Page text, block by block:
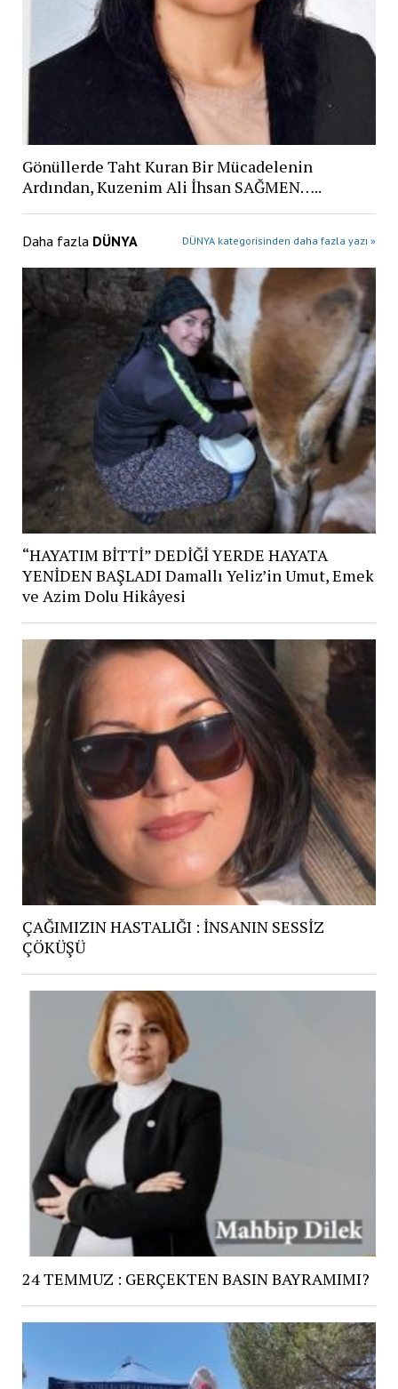
Gönüllerde Taht Kuran Bir Mücadelenin
Ardından, Kuzenim Ali İhsan SAĞMEN…..
Daha fazla DÜNYA DÜNYA kategorisinden daha fazla yazı »
“HAYATIM BİTTİ” DEDİĞİ YERDE HAYATA
YENİDEN BAŞLADI Damallı Yeliz’in Umut, Emek
ve Azim Dolu Hikâyesi
ÇAĞIMIZIN HASTALIĞI : İNSANIN SESSİZ
ÇÖKÜŞÜ
24 TEMMUZ : GERÇEKTEN BASIN BAYRAMIMI?